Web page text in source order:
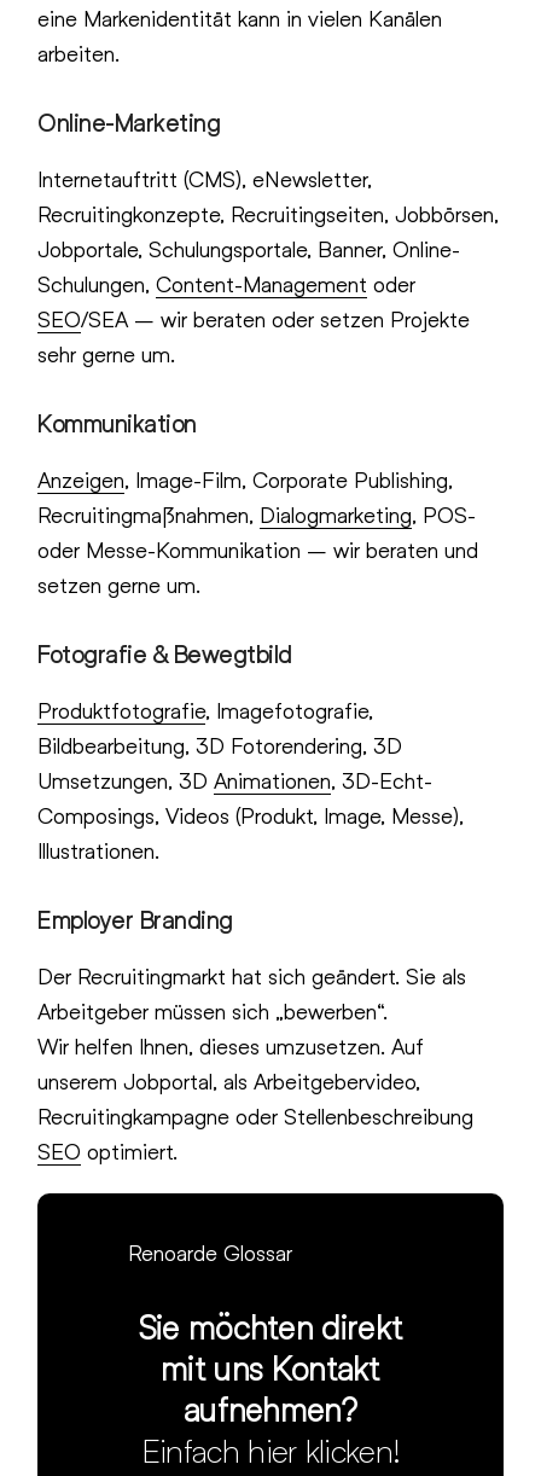
eine Markenidentität kann in vielen Kanälen
arbeiten.
Online-Marketing
Internetauftritt (CMS), eNewsletter,
Recruitingkonzepte, Recruitingseiten, Jobbörsen,
Jobportale, Schulungsportale, Banner, Online-
Schulungen,Content-Management oder
SEO/SEA – wir beraten oder setzen Projekte
sehr gerne um.
Kommunikation
Anzeigen, Image-Film, Corporate Publishing,
Recruitingmaßnahmen, Dialogmarketing, POS-
oder Messe-Kommunikation – wir beraten und
setzen gerne um.
Fotografie & Bewegtbild
Produktfotografie, Imagefotografie,
Bildbearbeitung, 3D Fotorendering, 3D
Umsetzungen, 3DAnimationen, 3D-Echt-
Composings, Videos (Produkt, Image, Messe),
Illustrationen.
Employer Branding
Der Recruitingmarkt hat sich geändert. Sie als
Arbeitgeber müssen sich „bewerben“.
Wir helfen Ihnen, dieses umzusetzen. Auf
unserem Jobportal, als Arbeitgebervideo,
Recruitingkampagne oder Stellenbeschreibung
SEO optimiert.
Renoarde Glossar
Sie möchten direkt
mit uns Kontakt
aufnehmen?
Einfach hier klicken!